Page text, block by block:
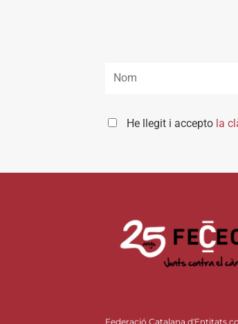
He llegit i accepto la
Federació Catalana d'Entitats